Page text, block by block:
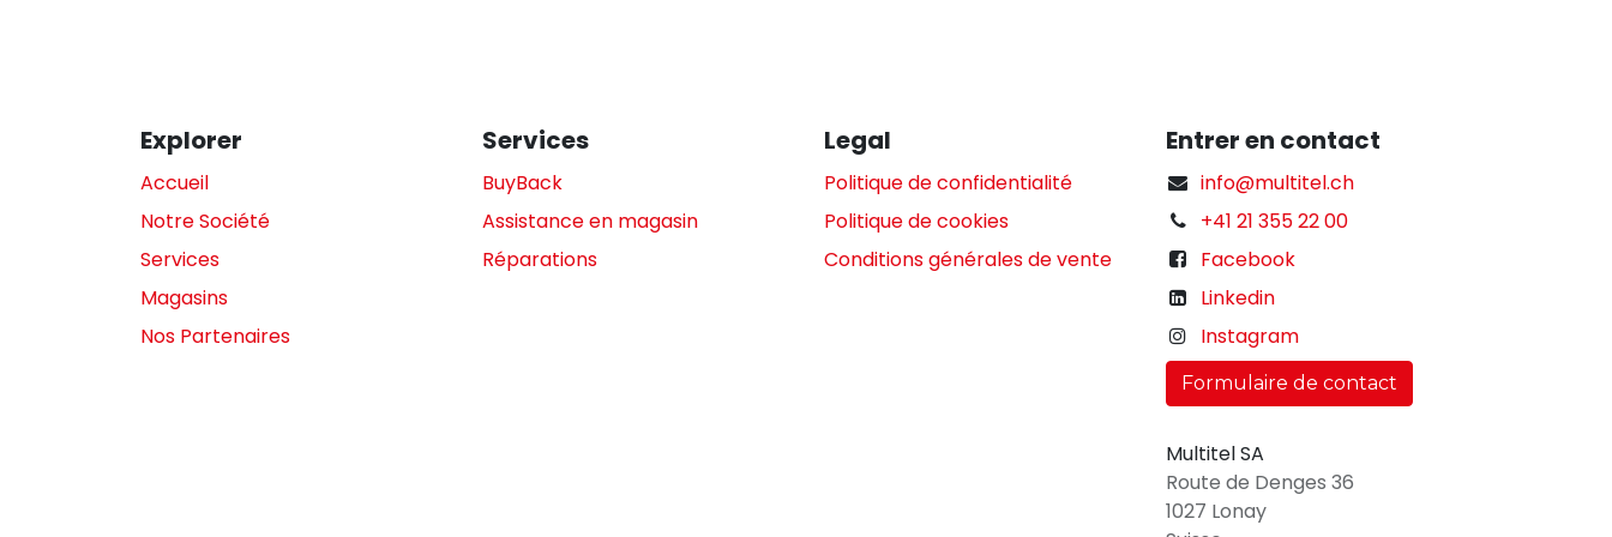
Explorer
Accueil
Notre Société
Services
Magasins
Nos Partenaires
Services
BuyBack
Assistance en magasin
Réparations
Legal
Politique de confidentialité
Politique de cookies
Conditions générales de vente
Entrer en contact
info@multitel.ch
+41 21 355 22 00
Facebook
Linkedin
Instagram
Formulaire de contact
Multitel SA
Route de Denges 36
1027 Lonay